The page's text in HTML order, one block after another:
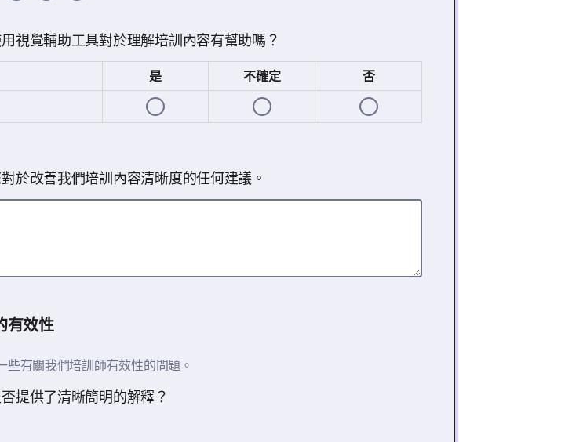
視覺輔助工具對於理解培訓內容有幫助嗎？
是 不確定 否
於改善我們培訓內容清晰度的任何建議。
有效性
些有關我們培訓師有效性的問題。
提供了清晰簡明的解釋？